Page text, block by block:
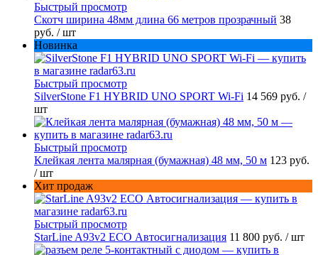
Быстрый просмотр
Скотч ширина 48мм длина 66 метров прозрачный 38
руб. / шт
Новинка
Быстрый просмотр
SilverStone F1 HYBRID UNO SPORT Wi-Fi 14 569 руб. /
шт
Быстрый просмотр
Клейкая лента малярная (бумажная) 48 мм, 50 м 123 руб.
/ шт
Хит продаж
Быстрый просмотр
StarLine A93v2 ECO Автосигнализация 11 800 руб. / шт